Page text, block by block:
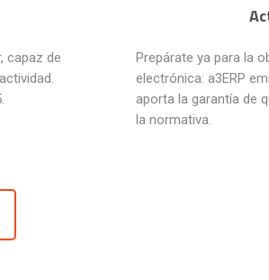
capaz de
Prepárate ya para la
electrónica: a3ERP
aporta la garantía de
la normativa.